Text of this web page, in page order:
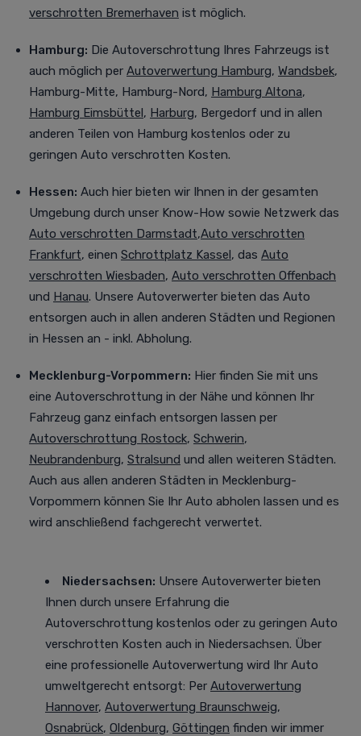
verschrotten Bremerhaven ist möglich.
Hamburg: Die Autoverschrottung Ihres Fahrzeugs ist
auch möglich per Autoverwertung Hamburg, Wandsbek,
Hamburg-Mitte, Hamburg-Nord, Hamburg Altona,
Hamburg Eimsbüttel, Harburg, Bergedorf und in allen
anderen Teilen von Hamburg kostenlos oder zu
geringen Auto verschrotten Kosten.
Hessen: Auch hier bieten wir Ihnen in der gesamten
Umgebung durch unser Know-How sowie Netzwerk das
Auto verschrotten Darmstadt,Auto verschrotten
Frankfurt, einen Schrottplatz Kassel, das Auto
verschrotten Wiesbaden, Auto verschrotten Offenbach
und Hanau. Unsere Autoverwerter bieten das Auto
entsorgen auch in allen anderen Städten und Regionen
in Hessen an - inkl. Abholung.
Mecklenburg-Vorpommern: Hier finden Sie mit uns
eine Autoverschrottung in der Nähe und können Ihr
Fahrzeug ganz einfach entsorgen lassen per
Autoverschrottung Rostock, Schwerin,
Neubrandenburg, Stralsund und allen weiteren Städten.
Auch aus allen anderen Städten in Mecklenburg-
Vorpommern können Sie Ihr Auto abholen lassen und es
wird anschließend fachgerecht verwertet.
Niedersachsen: Unsere Autoverwerter bieten
Ihnen durch unsere Erfahrung die
Autoverschrottung kostenlos oder zu geringen Auto
verschrotten Kosten auch in Niedersachsen. Über
eine professionelle Autoverwertung wird Ihr Auto
umweltgerecht entsorgt: Per Autoverwertung
Hannover, Autoverwertung Braunschweig,
Osnabrück, Oldenburg, Göttingen finden wir immer